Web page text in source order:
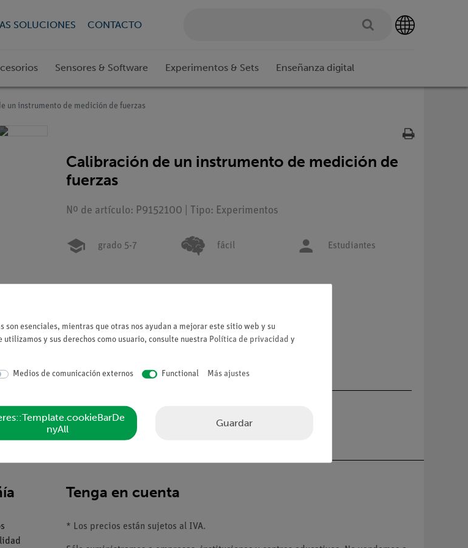
SOLUCIONES CONTACTO
Sensores & Software Experimentos & Sets Enseñanza digital
un instrumento de medición de fuerzas
Calibración de un instrumento de medición de
fuerzas
Nº de artículo: P9152100 | Tipo: Experimentos
grado 5-7 fácil Estudiantes
Tenga en cuenta
* Los precios están sujetos al IVA.
esenciales, mientras que otras nos ayudan a mejorar este sitio web y su
y sus derechos como usuario, consulte nuestra Política de privacidad y
Medios de comunicación externos Functional Más ajustes
nyAll
Guardar